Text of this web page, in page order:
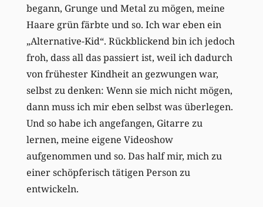
begann, Grunge und Metal zu mögen, meine
Haare grün färbte und so. Ich war eben ein
„Alternative-Kid“. Rückblickend bin ich jedoch
froh, dass all das passiert ist, weil ich dadurch
von frühester Kindheit an gezwungen war,
selbst zu denken: Wenn sie mich nicht mögen,
dann muss ich mir eben selbst was überlegen.
Und so habe ich angefangen, Gitarre zu
lernen, meine eigene Videoshow
aufgenommen und so. Das half mir, mich zu
einer schöpferisch tätigen Person zu
entwickeln.